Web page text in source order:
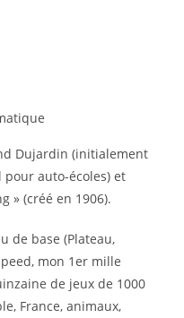
Dujardin (initialement
auto-écoles) et
» (créé en 1906).
de base (Plateau,
mon 1er mille
de jeux de 1000
France, animaux,